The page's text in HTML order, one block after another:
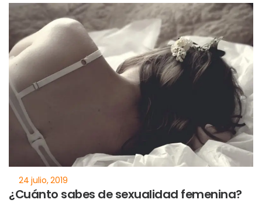
¿Cuánto sabes de sexualidad femenina?